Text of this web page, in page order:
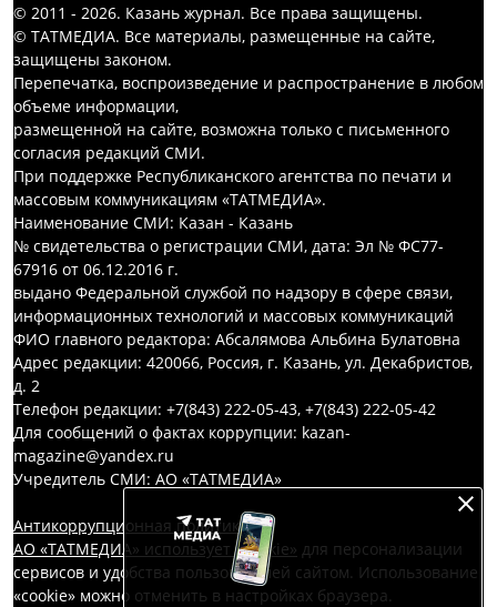
© 2011 - 2026. Казань журнал. Все права защищены.
© ТАТМЕДИА. Все материалы, размещенные на сайте,
защищены законом.
Перепечатка, воспроизведение и распространение в любом
объеме информации,
размещенной на сайте, возможна только с письменного
согласия редакций СМИ.
При поддержке Республиканского агентства по печати и
массовым коммуникациям «ТАТМЕДИА».
Наименование СМИ: Казан - Казань
№ свидетельства о регистрации СМИ, дата: Эл № ФС77-
67916 от 06.12.2016 г.
выдано Федеральной службой по надзору в сфере связи,
информационных технологий и массовых коммуникаций
ФИО главного редактора: Абсалямова Альбина Булатовна
Адрес редакции: 420066, Россия, г. Казань, ул. Декабристов,
д. 2
Телефон редакции: +7(843) 222-05-43, +7(843) 222-05-42
Для сообщений о фактах коррупции: kazan-
magazine@yandex.ru
Учредитель СМИ: АО «ТАТМЕДИА»
Антикоррупционная политика
АО «ТАТМЕДИА» использует «cookie» для персонализации
сервисов и удобства пользователей сайтом. Использование
«cookie» можно отменить в настройках браузера.